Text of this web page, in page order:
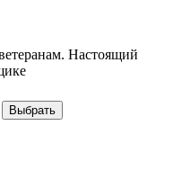
Настоящий